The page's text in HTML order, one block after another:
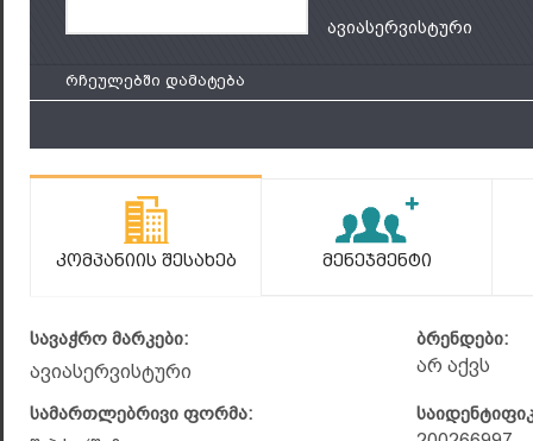
ავიასერვისტური
რჩეულებში დამატება
Კომპანიის Შესახებ Მენეჯმენტი
სავაჭრო მარკები:
ავიასერვისტური
ბრენდები:
არ აქვს
სამართლებრივი ფორმა: